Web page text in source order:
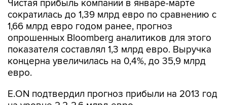
Чистая прибыль компании в январе-марте
сократилась до 1,39 млрд евро по сравнению с
1,66 млрд евро годом ранее, прогноз
опрошенных Bloomberg аналитиков для этого
показателя составлял 1,3 млрд евро. Выручка
концерна увеличилась на 0,4%, до 35,9 млрд
евро.
E.ON подтвердил прогноз прибыли на 2013 год